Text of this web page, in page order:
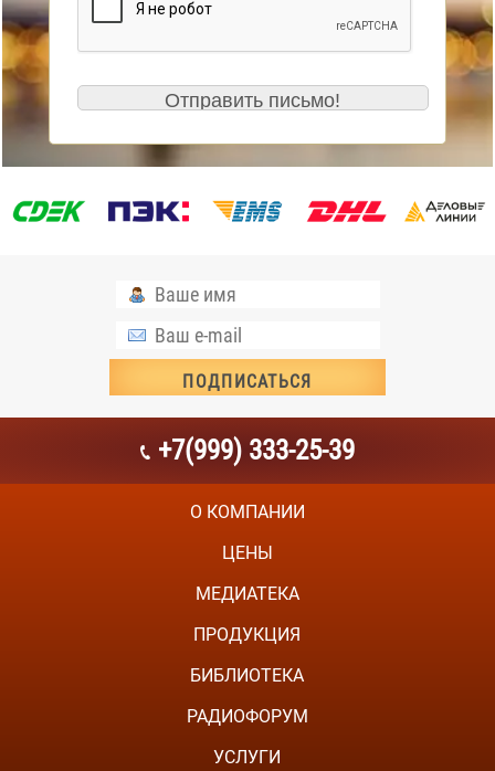
+7(999) 333-25-39
О КОМПАНИИ
ЦЕНЫ
МЕДИАТЕКА
ПРОДУКЦИЯ
БИБЛИОТЕКА
РАДИОФОРУМ
УСЛУГИ